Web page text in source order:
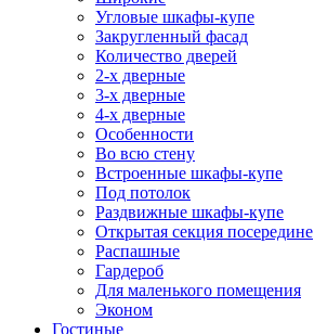
Угловые шкафы-купе
Закругленный фасад
Количество дверей
2-х дверные
3-х дверные
4-х дверные
Особенности
Во всю стену
Встроенные шкафы-купе
Под потолок
Раздвижные шкафы-купе
Открытая секция посередине
Распашные
Гардероб
Для маленького помещения
Эконом
Гостиные